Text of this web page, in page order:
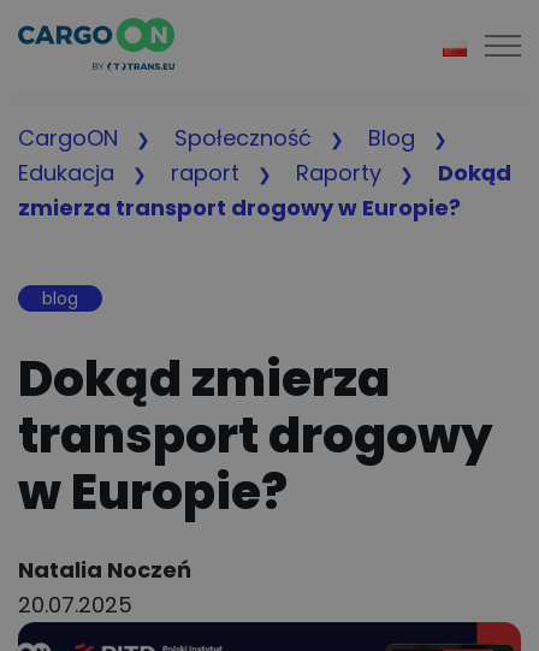
CargoON Społeczność
Blog
Edukacja
raport Raporty
Dokąd
zmierza transport drogowy w Europie?
blog
Dokąd zmierza
transport drogowy
w Europie?
Author:
Natalia Noczeń
20.07.2025